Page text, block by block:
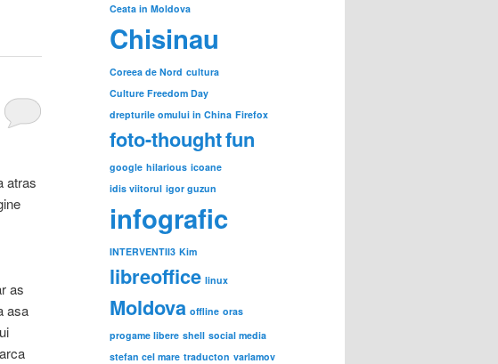
atras
as
asa
Ceata in Moldova
Chisinau
Coreea de Nord cultura
Culture Freedom Day
drepturile omului in China Firefox
foto-thoughtfun
google hilarious icoane
idis viitorul igor guzun
infografic
INTERVENTII3 Kim
libreoffice linux
Moldova offline oras
progame libere shell social media
stefan cel mare traducton varlamov